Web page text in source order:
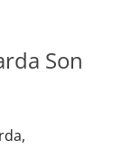
Son